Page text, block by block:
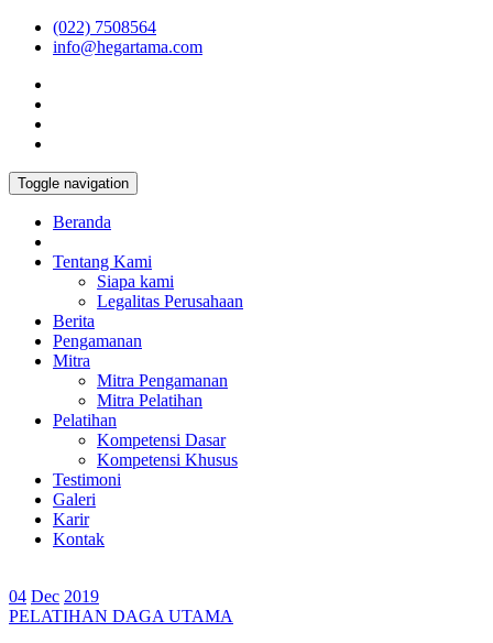
(022) 7508564
info@hegartama.com
Toggle navigation
Beranda
Tentang Kami
Siapa kami
Legalitas Perusahaan
Berita
Pengamanan
Mitra
Mitra Pengamanan
Mitra Pelatihan
Pelatihan
Kompetensi Dasar
Kompetensi Khusus
Testimoni
Galeri
Karir
Kontak
04 Dec 2019
PELATIHAN DAGA UTAMA